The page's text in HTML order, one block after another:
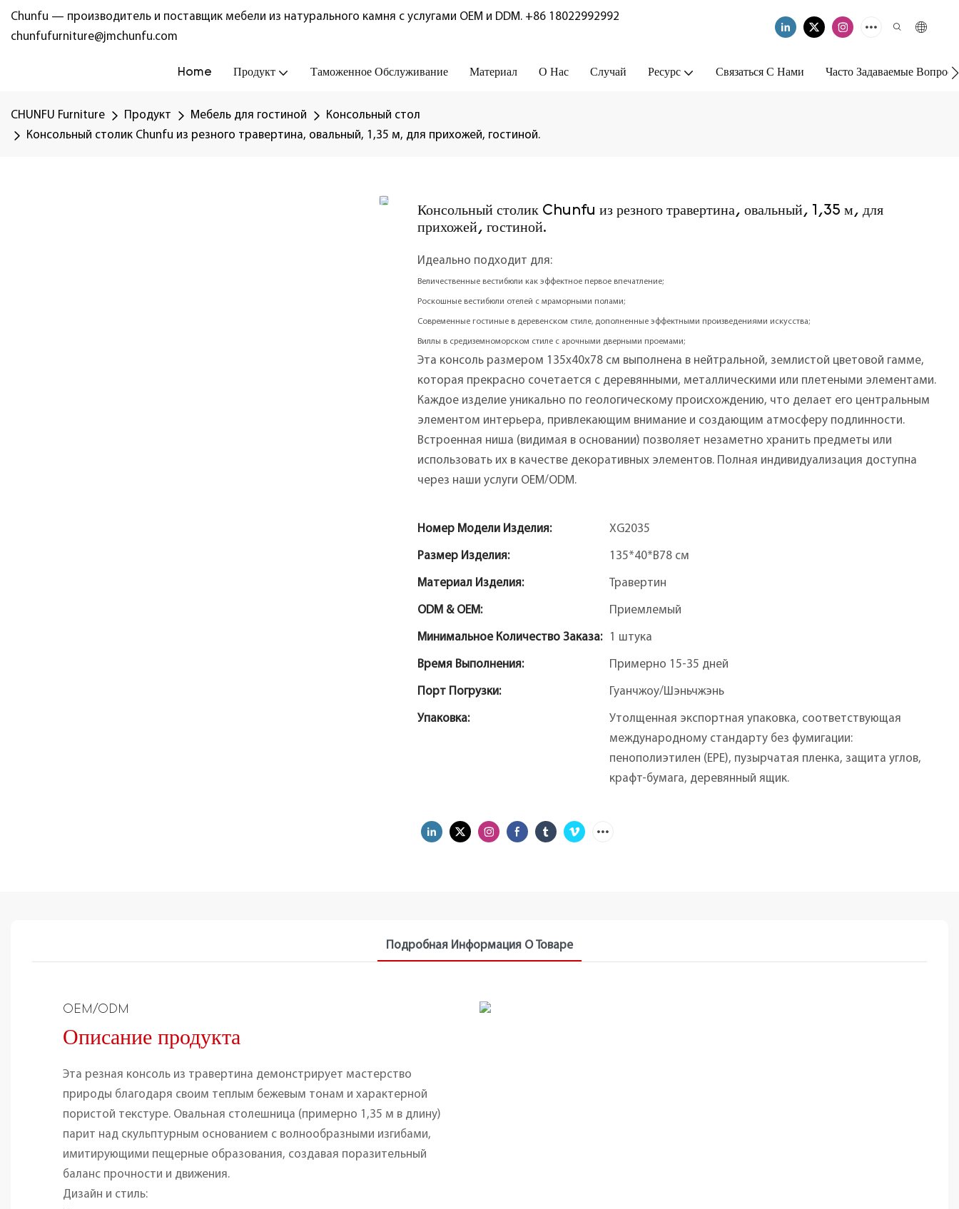
Chunfu — производитель и поставщик мебели из натурального камня с услугами OEM и DDM. +86 18022992992
chunfufurniture@jmchunfu.com
Home Продукт Таможенное Обслуживание Материал О Нас Случай Ресурс Связаться С Нами Часто Задаваемые
CHUNFU Furniture Продукт Мебель для гостиной
Консольный стол
Консольный столик Chunfu из резного травертина, овальный, 1,35 м, для прихожей, гостиной.
Консольный столик Chunfu из резного травертина, овальный, 1,35 м, для
прихожей, гостиной.
Идеально подходит для:
Величественные вестибюли как эффектное первое впечатление;
Роскошные вестибюли отелей с мраморными полами;
Современные гостиные в деревенском стиле, дополненные эффектными произведениями искусства;
Виллы в средиземноморском стиле с арочными дверными проемами;
Эта консоль размером 135х40х78 см выполнена в нейтральной, землистой цветовой гамме,
которая прекрасно сочетается с деревянными, металлическими или плетеными элементами.
Каждое изделие уникально по геологическому происхождению, что делает его центральным
элементом интерьера, привлекающим внимание и создающим атмосферу подлинности.
Встроенная ниша (видимая в основании) позволяет незаметно хранить предметы или
использовать их в качестве декоративных элементов. Полная индивидуализация доступна
через наши услуги OEM/ODM.
Номер Модели Изделия: XG2035
Размер Изделия: 135*40*В78 см
Материал Изделия: Травертин
ODM & OEM: Приемлемый
Минимальное Количество Заказа: 1 штука
Время Выполнения: Примерно 15-35 дней
Порт Погрузки: Гуанчжоу/Шэньчжэнь
Упаковка:
Утолщенная экспортная упаковка, соответствующая
международному стандарту без фумигации:
пенополиэтилен (EPE), пузырчатая пленка, защита углов,
крафт-бумага, деревянный ящик.
Подробная Информация О Товаре
OEM/ODM
Описание продукта
Эта резная консоль из травертина демонстрирует мастерство
природы благодаря своим теплым бежевым тонам и характерной
пористой текстуре. Овальная столешница (примерно 1,35 м в длину)
парит над скульптурным основанием с волнообразными изгибами,
имитирующими пещерные образования, создавая поразительный
баланс прочности и движения.
Дизайн и стиль: